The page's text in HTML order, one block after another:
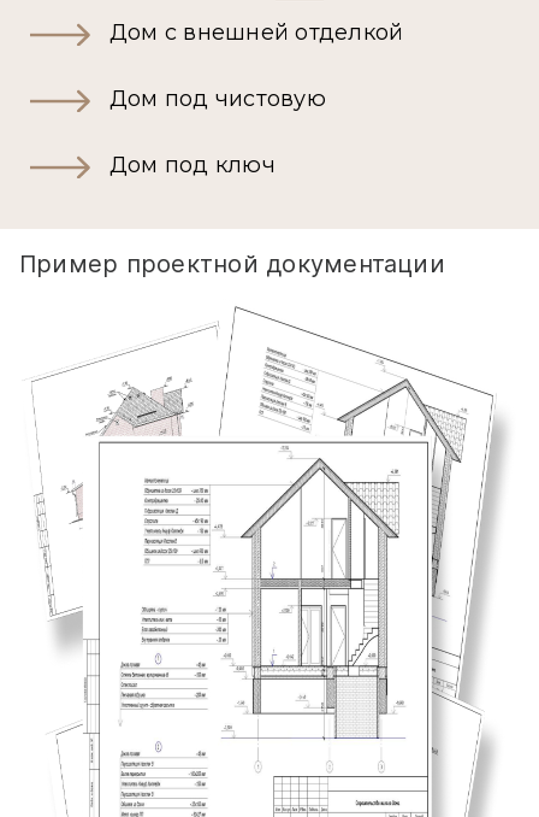
Дом с внешней отделкой
Дом под чистовую
Дом под ключ
Пример проектной документации